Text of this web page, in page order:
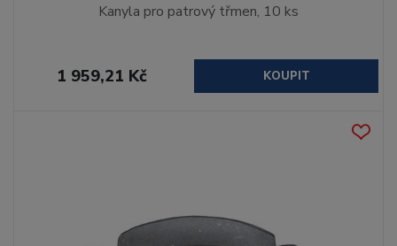
Kanyla pro patrový třmen, 10 ks
1 959,21 Kč KOUPIT